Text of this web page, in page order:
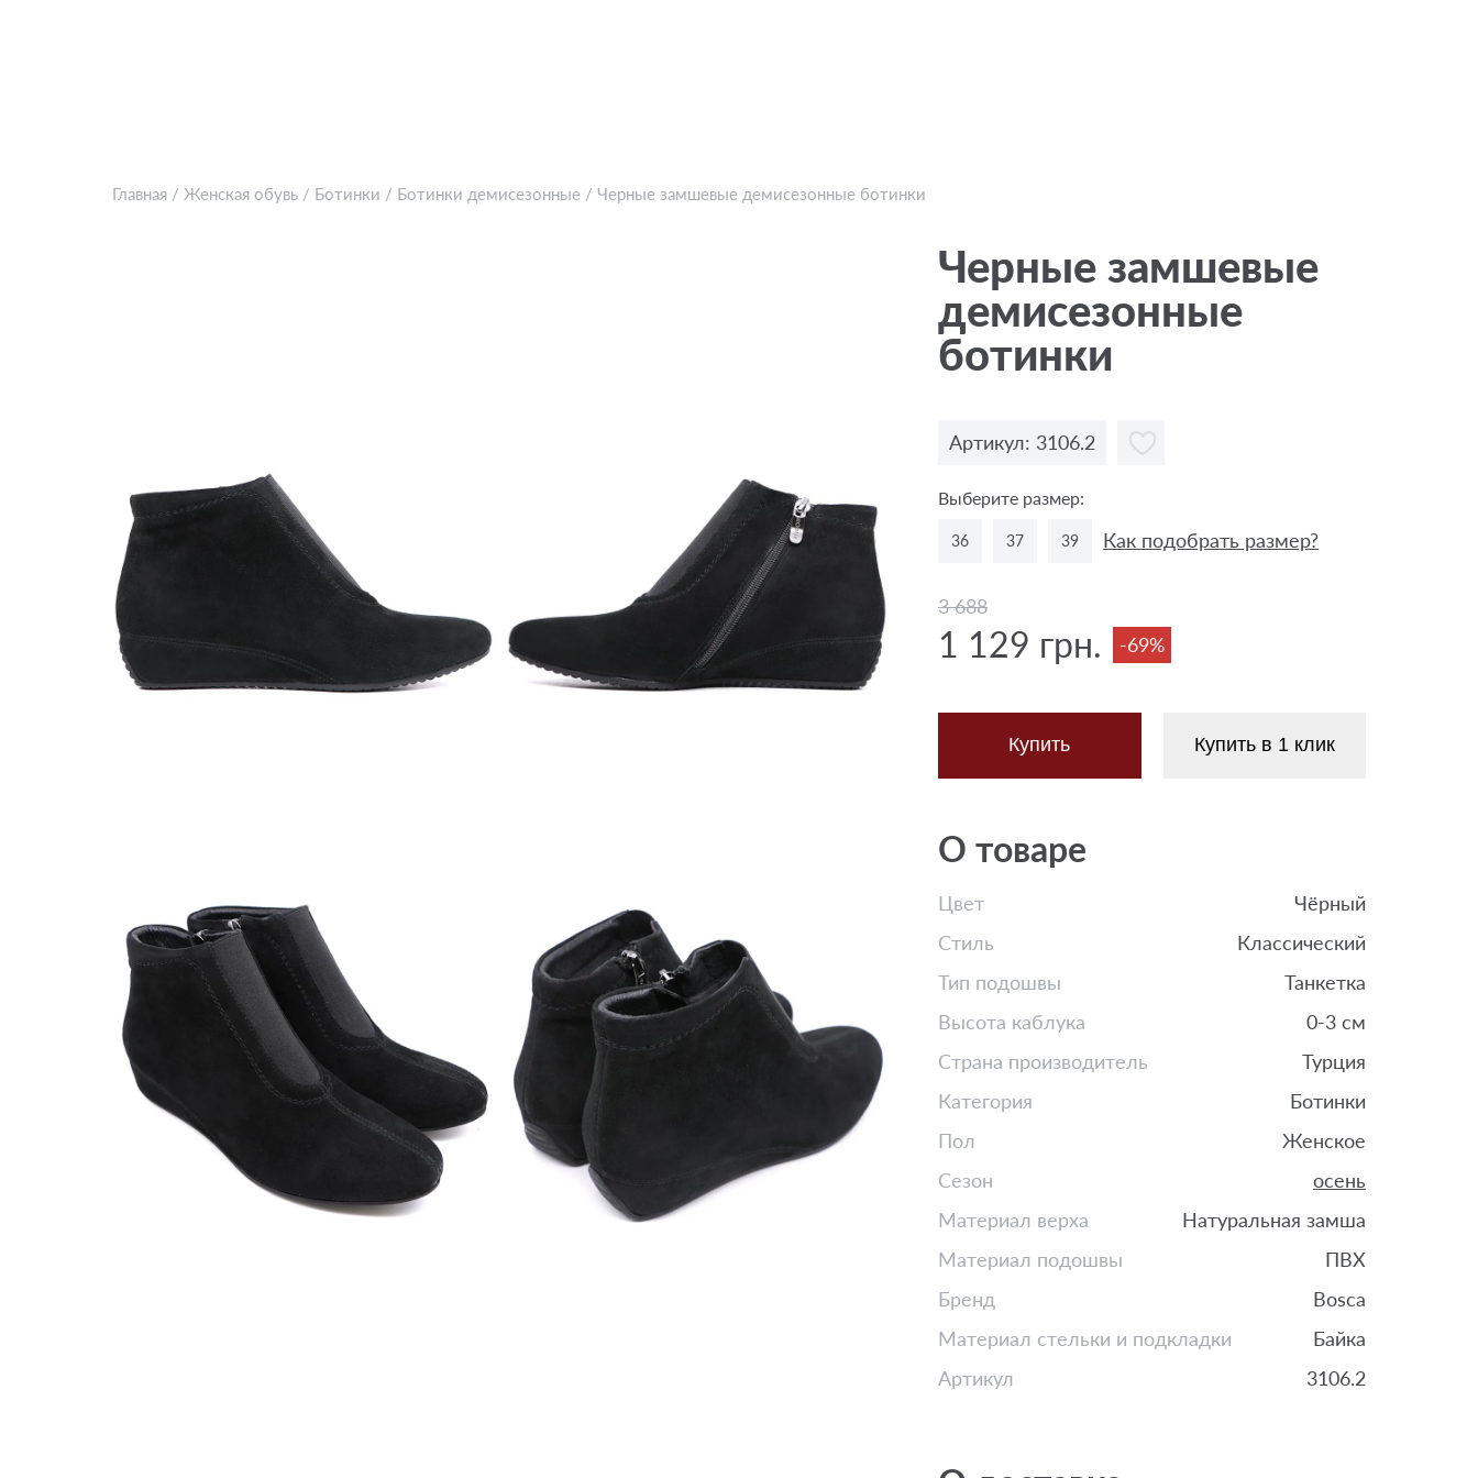
Главная / Женская обувь / Ботинки / Ботинки демисезонные / Черные замшевые демисезонные ботинки
Черные замшевые
демисезонные
ботинки
Артикул: 3106.2
Выберите размер:
36 37 39 Как подобрать размер?
3 688
1 129 грн. -69%
Купить Купить в 1 клик
О товаре
Цвет
Чёрный
Стиль
Классический
Тип подошвы
Танкетка
Высота каблука
0-3 см
Страна производитель
Турция
Категория
Ботинки
Пол
Женское
Сезон
осень
Материал верха
Натуральная замша
Материал подошвы
ПВХ
Бренд
Bosca
Материал стельки и подкладки
Байка
Артикул
3106.2